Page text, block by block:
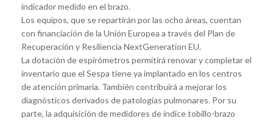
indicador medido en el brazo.
Los equipos, que se repartirán por las ocho áreas, cuentan
con financiación de la Unión Europea a través del Plan de
Recuperación y Resiliencia NextGeneration EU.
La dotación de espirómetros permitirá renovar y completar el
inventario que el Sespa tiene ya implantado en los centros
de atención primaria. También contribuirá a mejorar los
diagnósticos derivados de patologías pulmonares. Por su
parte, la adquisición de medidores de índice tobillo-brazo